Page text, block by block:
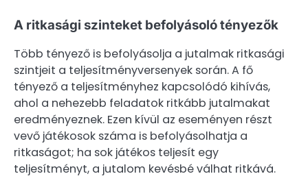
A ritkasági szinteket befolyásoló tényezők
Több tényező is befolyásolja a jutalmak ritkasági
szintjeit a teljesítményversenyek során. A fő
tényező a teljesítményhez kapcsolódó kihívás,
ahol a nehezebb feladatok ritkább jutalmakat
eredményeznek. Ezen kívül az eseményen részt
vevő játékosok száma is befolyásolhatja a
ritkaságot; ha sok játékos teljesít egy
teljesítményt, a jutalom kevésbé válhat ritkává.